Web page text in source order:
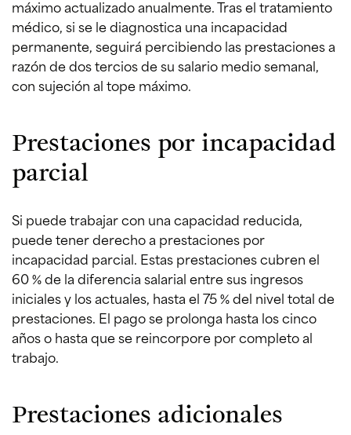
máximo actualizado anualmente. Tras el tratamiento
médico, si se le diagnostica una incapacidad
permanente, seguirá percibiendo las prestaciones a
razón de dos tercios de su salario medio semanal,
con sujeción al tope máximo.
Prestaciones por incapacidad
parcial
Si puede trabajar con una capacidad reducida,
puede tener derecho a prestaciones por
incapacidad parcial. Estas prestaciones cubren el
60 % de la diferencia salarial entre sus ingresos
iniciales y los actuales, hasta el 75 % del nivel total de
prestaciones. El pago se prolonga hasta los cinco
años o hasta que se reincorpore por completo al
trabajo.
Prestaciones adicionales